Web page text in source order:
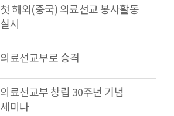
첫 해외(중국) 의료선교 봉사활동
실시
의료선교부로 승격
의료선교부 창립 30주년 기념
세미나